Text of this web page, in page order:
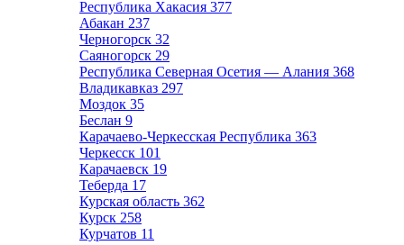
Республика Хакасия 377
Абакан 237
Черногорск 32
Саяногорск 29
Республика Северная Осетия — Алания 368
Владикавказ 297
Моздок 35
Беслан 9
Карачаево-Черкесская Республика 363
Черкесск 101
Карачаевск 19
Теберда 17
Курская область 362
Курск 258
Курчатов 11